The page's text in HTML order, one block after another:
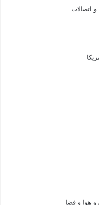
و اتصالات
و هوا و فضا